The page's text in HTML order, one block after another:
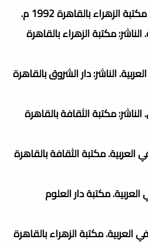
الزهراء بالقاهرة 1992 م.
مكتبة الزهراء بالقاهرة
الناشر: دار الشروق بالقاهرة
مكتبة الثقافة بالقاهرة
العربية. مكتبة الثقافة بالقاهرة
مكتبة دار العلوم
العربية. مكتبة الزهراء بالقاهرة